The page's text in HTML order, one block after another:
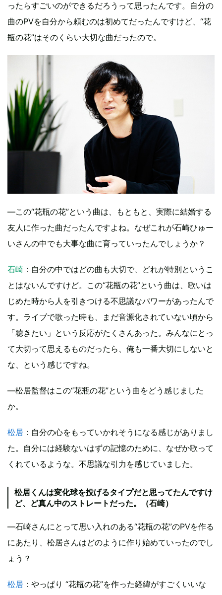
ったらすごいのができるだろうって思ったんです。自分の
曲のPVを自分から頼むのは初めてだったんですけど、“花
瓶の花”はそのくらい大切な曲だったので。
―この“花瓶の花”という曲は、もともと、実際に結婚する
友人に作った曲だったんですよね。なぜこれが石崎ひゅー
いさんの中でも大事な曲に育っていったんでしょうか？
石崎 ：自分の中ではどの曲も大切で、どれが特別というこ
とはないんですけど。この“花瓶の花”という曲は、歌いは
じめた時から人を引きつける不思議なパワーがあったんで
す。ライブで歌った時も、まだ音源化されていない頃から
「聴きたい」という反応がたくさんあった。みんなにとっ
て大切って思えるものだったら、俺も一番大切にしないと
な、という感じですね。
―松居監督はこの“花瓶の花”という曲をどう感じました
か。
松居 ：自分の心をもっていかれそうになる感じがありまし
た。自分には経験ないはずの記憶のために、なぜか歌って
くれているような。不思議な引力を感じていました。
松居くんは変化球を投げるタイプだと思ってたんですけ
ど、ど真ん中のストレートだった。（石崎）
―石崎さんにとって思い入れのある“花瓶の花”のPVを作る
にあたり、松居さんはどのように作り始めていったのでし
ょう？
松居 ：やっぱり “花瓶の花”を作った経緯がすごくいいな